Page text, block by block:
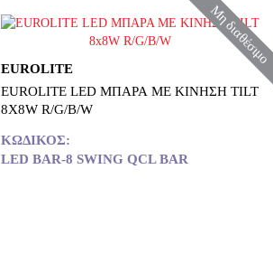
Μη διαθέσιμο
EUROLITE
EUROLITE LED ΜΠΑΡΑ ME ΚΙΝΗΣΗ TILT
8X8W R/G/B/W
ΚΩΔΙΚΌΣ:
LED BAR-8 SWING QCL BAR